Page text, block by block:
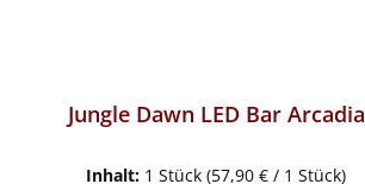
Jungle Dawn LED Bar Arcadia
Inhalt: 1 Stück (57,90 € / 1 Stück)